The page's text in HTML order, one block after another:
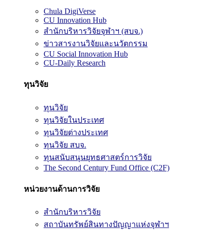
Chula DigiVerse
CU Innovation Hub
สำนักบริหารวิจัยจุฬาฯ (สบจ.)
ข่าวสารงานวิจัยและนวัตกรรม
CU Social Innovation Hub
CU-Daily Research
ทุนวิจัย
ทุนวิจัย
ทุนวิจัยในประเทศ
ทุนวิจัยต่างประเทศ
ทุนวิจัย สบจ.
ทุนสนับสนุนยุทธศาสตร์การวิจัย
The Second Century Fund Office (C2F)
หน่วยงานด้านการวิจัย
สำนักบริหารวิจัย
สถาบันทรัพย์สินทางปัญญาแห่งจุฬาฯ